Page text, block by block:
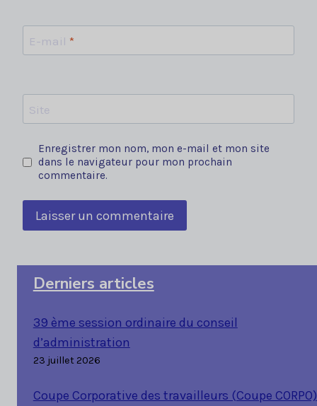
E-mail *
Site
Enregistrer mon nom, mon e-mail et mon site
dans le navigateur pour mon prochain
commentaire.
Derniers articles
39 ème session ordinaire du conseil
d’administration
23 juillet 2026
Coupe Corporative des travailleurs (Coupe CORPO)